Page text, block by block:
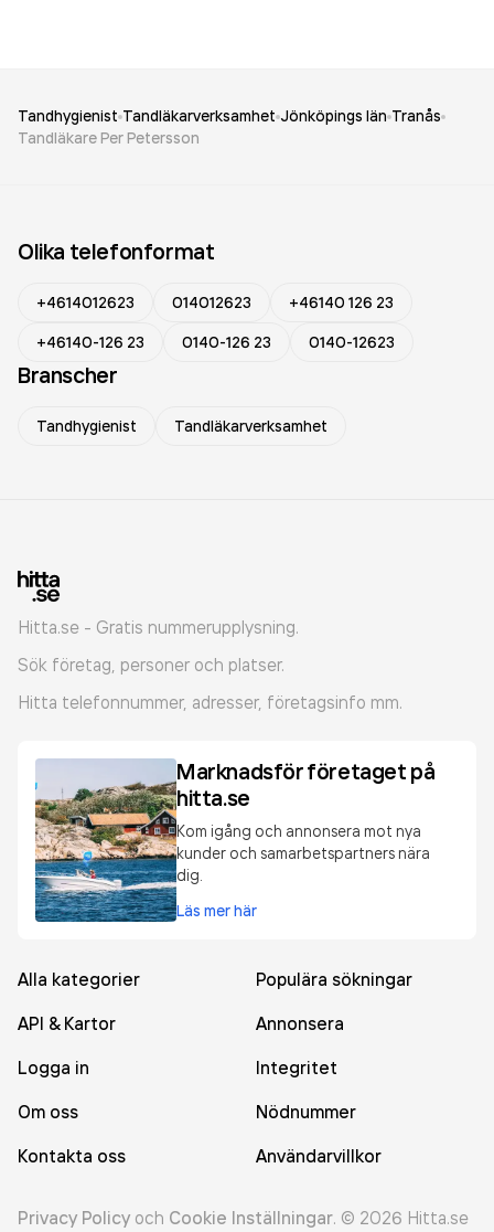
Tandhygienist Tandläkarverksamhet Jönköpings län Tranås
Tandläkare Per Petersson
Olika telefonformat
+4614012623 014012623
+46140 126 23
+46140-126 23
0140-126 23 0140-12623
Branscher
Tandhygienist Tandläkarverksamhet
Hitta.se - Gratis nummerupplysning.
Sök företag, personer och platser.
Hitta telefonnummer, adresser, företagsinfo mm.
Marknadsför företaget på
hitta.se
Kom igång och annonsera mot nya
kunder och samarbetspartners nära
dig.
Läs mer här
Alla kategorier
Populära sökningar
API & Kartor
Annonsera
Logga in
Integritet
Om oss
Nödnummer
Kontakta oss
Användarvillkor
Privacy Policy och Cookie Inställningar. © 2026 Hitta.se